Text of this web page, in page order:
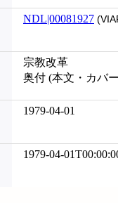
NDL|00081927
宗教改革
奥付 (本文・カバ
1979-04-01
1979-04-